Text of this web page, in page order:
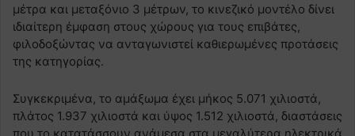
μέτρα και μεταξόνιο 3 μέτρων, το κινεζικό μοντέλο δίνει
ιδιαίτερη έμφαση στους χώρους για τους επιβάτες,
φιλοδοξώντας να ανταγωνιστεί καθιερωμένες προτάσεις
της κατηγορίας.
Συγκεκριμένα, το αμάξωμα έχει μήκος 5.071 χιλιοστά,
πλάτος 1.937 χιλιοστά και ύψος 1.512 χιλιοστά, διαστάσεις
που το κατατάσσουν ανάμεσα στα μεγαλύτερα ηλεκτρικά